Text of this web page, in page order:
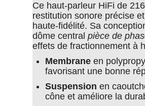
Ce haut-parleur HiFi de
restitution sonore précise
haute-fidélité. Sa
dôme central pièce de
effets de fractionnement à
Membrane en
favorisant une bonne
Suspension en
cône et améliore la